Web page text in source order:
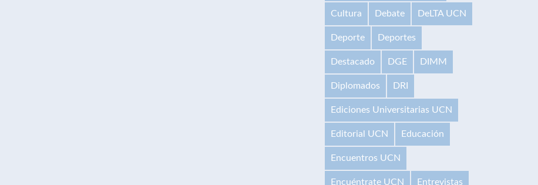
Cultura Debate DeLTA UCN
Deporte Deportes
Destacado DGE DIMM
Diplomados DRI
Ediciones Universitarias UCN
Editorial UCN Educación
Encuentros UCN
Encuéntrate UCN Entrevistas